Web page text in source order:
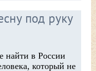
под руку
найти в России
который не